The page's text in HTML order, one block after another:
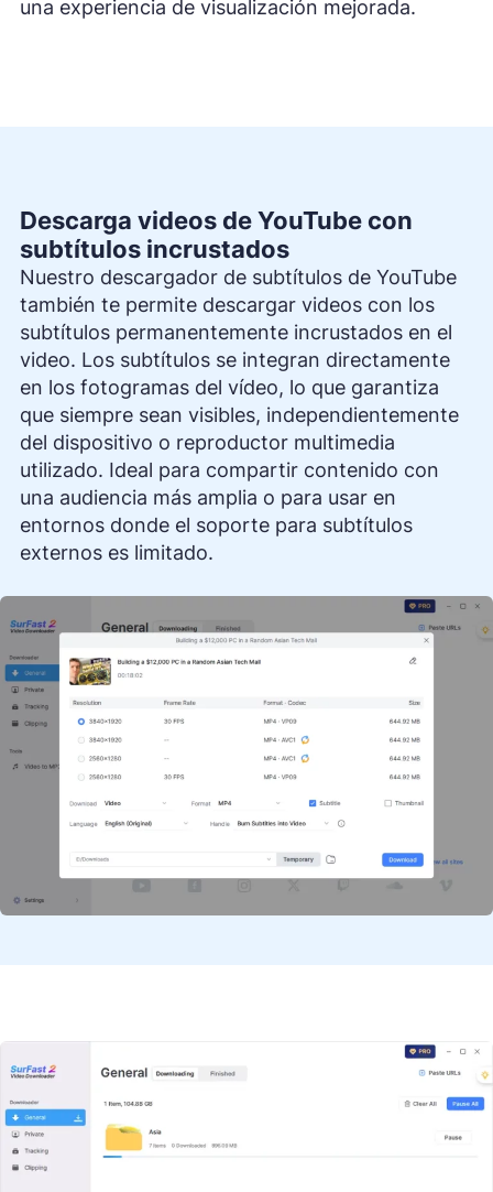
una experiencia de visualización mejorada.
Descarga videos de YouTube con
subtítulos incrustados
Nuestro descargador de subtítulos de YouTube
también te permite descargar videos con los
subtítulos permanentemente incrustados en el
video. Los subtítulos se integran directamente
en los fotogramas del vídeo, lo que garantiza
que siempre sean visibles, independientemente
del dispositivo o reproductor multimedia
utilizado. Ideal para compartir contenido con
una audiencia más amplia o para usar en
entornos donde el soporte para subtítulos
externos es limitado.